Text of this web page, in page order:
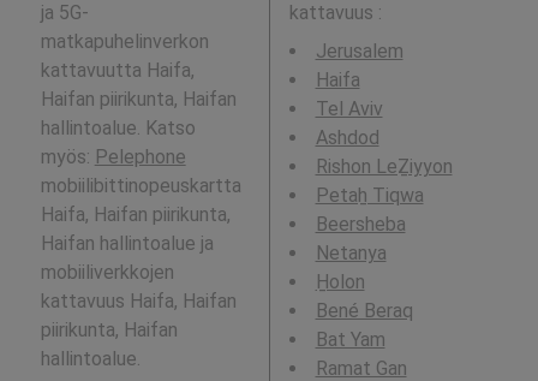
ja 5G-
matkapuhelinverkon
kattavuutta Haifa,
Haifan piirikunta, Haifan
hallintoalue. Katso
myös: Pelephone
mobiilibittinopeuskartta
Haifa, Haifan piirikunta,
Haifan hallintoalue ja
mobiiliverkkojen
kattavuus Haifa, Haifan
piirikunta, Haifan
hallintoalue.
kattavuus :
Jerusalem
Haifa
Tel Aviv
Ashdod
Rishon LeẔiyyon
Petaẖ Tiqwa
Beersheba
Netanya
H̱olon
Bené Beraq
Bat Yam
Ramat Gan